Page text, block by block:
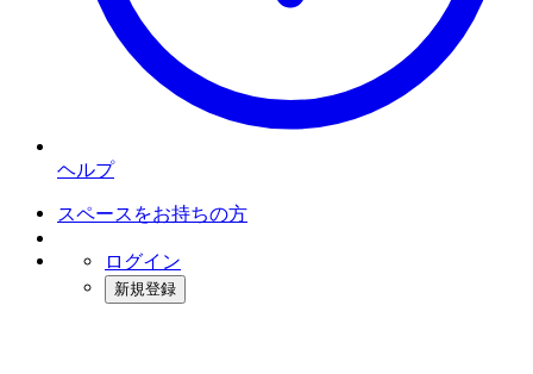
ヘルプ
スペースをお持ちの方
ログイン
新規登録